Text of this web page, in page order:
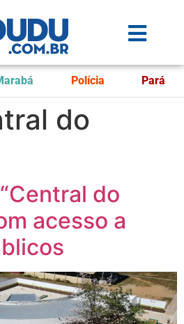
Polícia Pará
do
do
acesso a